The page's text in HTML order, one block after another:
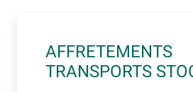
AFFRETEMENTS
TRANSPORTS